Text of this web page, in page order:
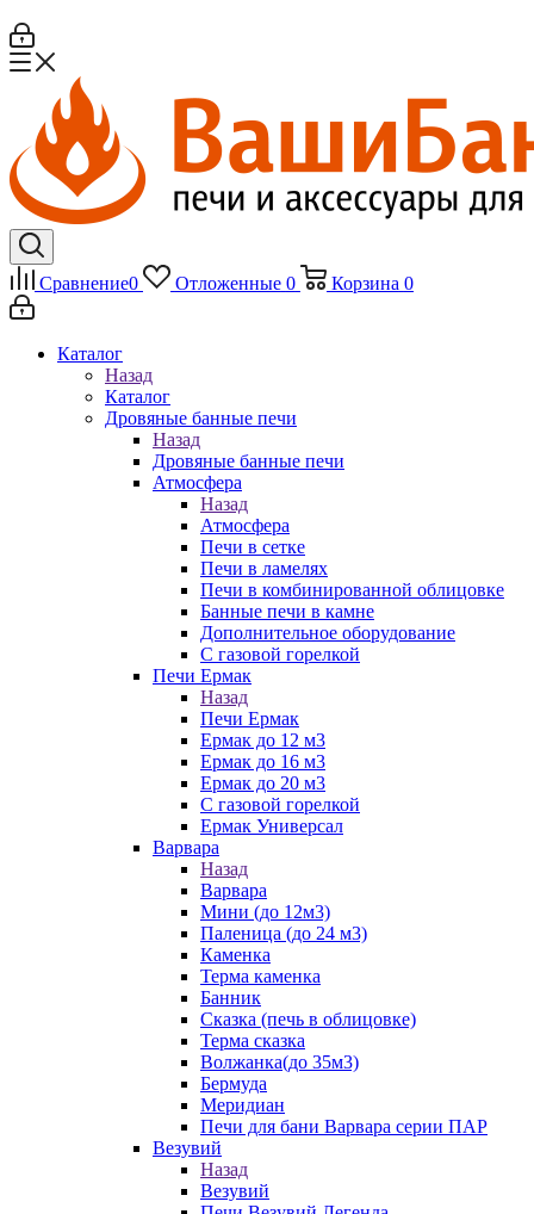
Сравнение0 Отложенные 0 Корзина 0
Каталог
Назад
Каталог
Дровяные банные печи
Назад
Дровяные банные печи
Атмосфера
Назад
Атмосфера
Печи в сетке
Печи в ламелях
Печи в комбинированной облицовке
Банные печи в камне
Дополнительное оборудование
С газовой горелкой
Печи Ермак
Назад
Печи Ермак
Ермак до 12 м3
Ермак до 16 м3
Ермак до 20 м3
С газовой горелкой
Ермак Универсал
Варвара
Назад
Варвара
Мини (до 12м3)
Паленица (до 24 м3)
Каменка
Терма каменка
Банник
Сказка (печь в облицовке)
Терма сказка
Волжанка(до 35м3)
Бермуда
Меридиан
Печи для бани Варвара серии ПАР
Везувий
Назад
Везувий